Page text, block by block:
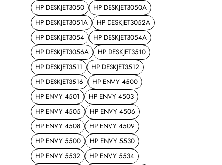
HP DESKJET3050
HP DESKJET3050A
HP DESKJET3051A
HP DESKJET3052A
HP DESKJET3054
HP DESKJET3054A
HP DESKJET3056A
HP DESKJET3510
HP DESKJET3511
HP DESKJET3512
HP DESKJET3516
HP ENVY 4500
HP ENVY 4501
HP ENVY 4503
HP ENVY 4505
HP ENVY 4506
HP ENVY 4508
HP ENVY 4509
HP ENVY 5500
HP ENVY 5530
HP ENVY 5532
HP ENVY 5534